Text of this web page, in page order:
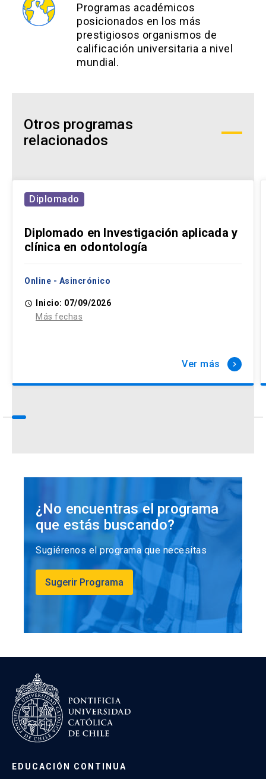
Programas académicos
posicionados en los más
prestigiosos organismos de
calificación universitaria a nivel
mundial.
Otros programas
relacionados
Diplomado
Diplomado en Investigación aplicada y
clínica en odontología
Online - Asincrónico
access_time
Inicio: 07/09/2026
Más fechas
Ver más keyboard_arrow_right
¿No encuentras el programa
que estás buscando?
Sugiérenos el programa que necesitas
Sugerir Programa
EDUCACIÓN CONTINUA